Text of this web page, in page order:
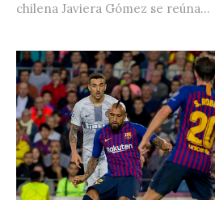
chilena Javiera Gómez se reúna...